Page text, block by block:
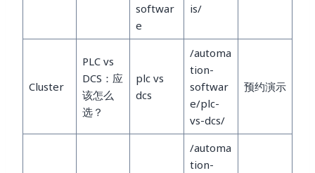
softwar
e
is/
Cluster
PLC vs
DCS：应
该怎么
选？
plc vs
dcs
/automa
tion-
softwar
e/plc-
vs-dcs/
预约演示
/automa
tion-